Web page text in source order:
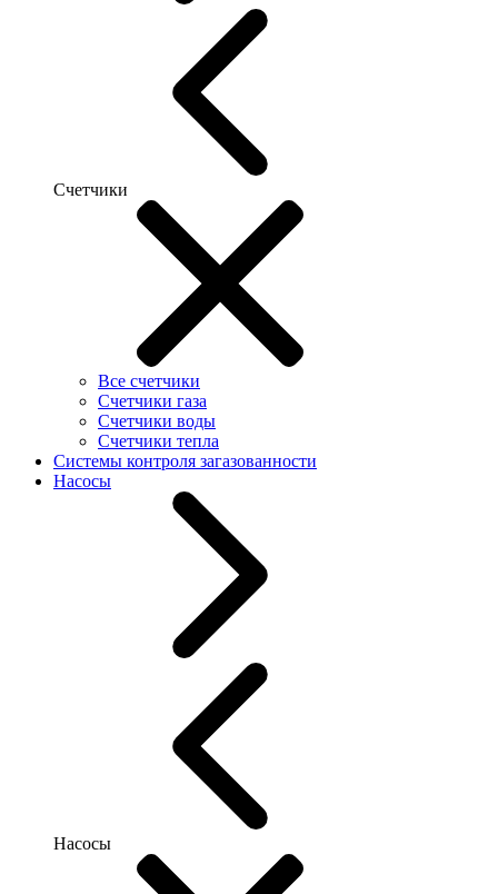
Счетчики
Все счетчики
Счетчики газа
Счетчики воды
Счетчики тепла
Системы контроля загазованности
Насосы
Насосы